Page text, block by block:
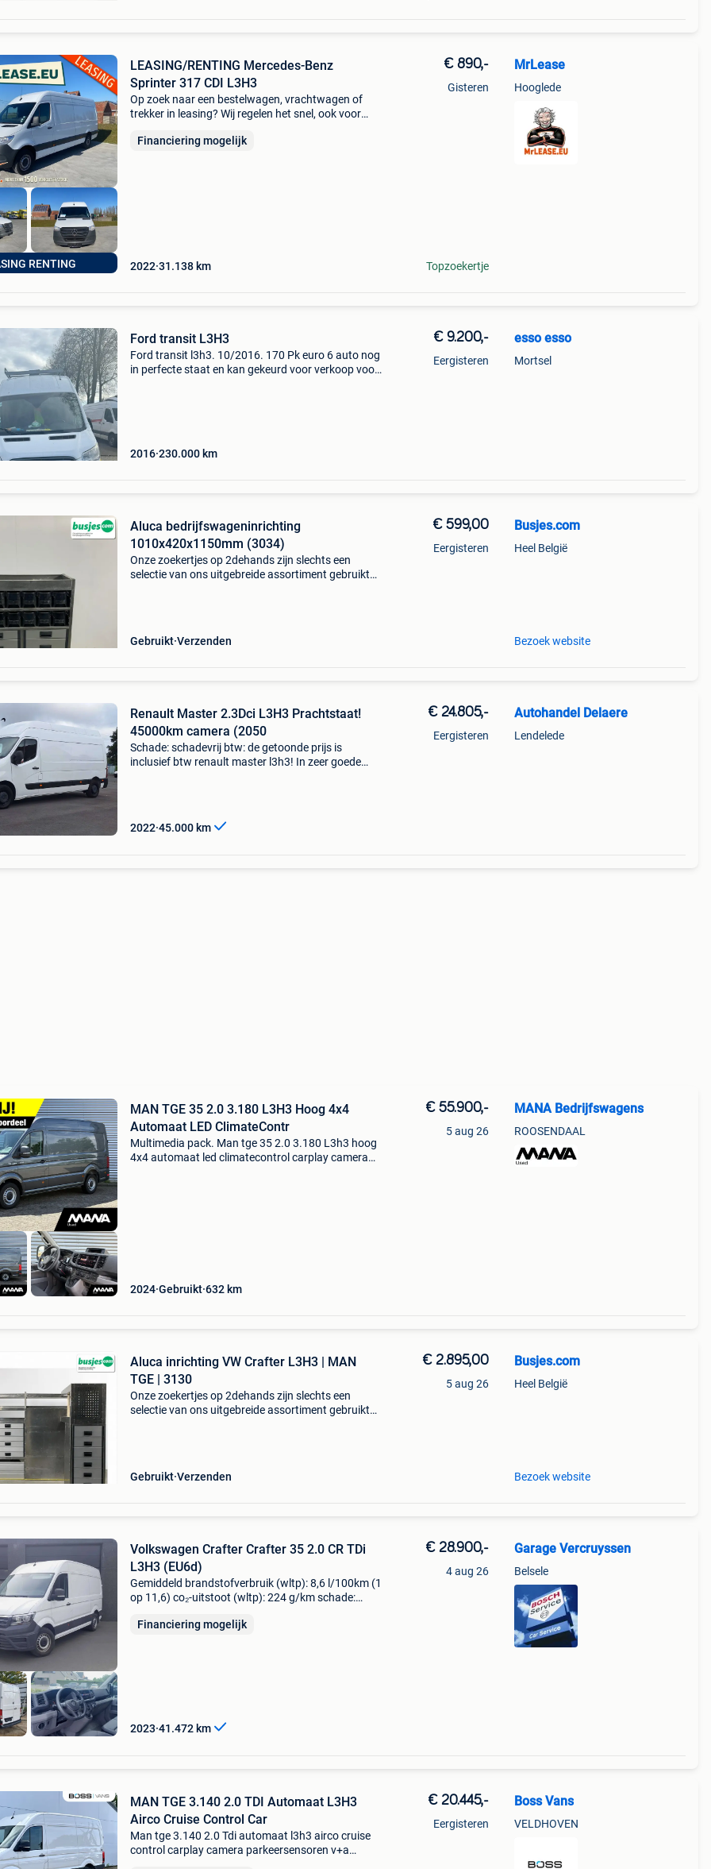
RENTING
LEASING/RENTING Mercedes-Benz
Sprinter 317 CDI L3H3
Op zoek naar een bestelwagen, vrachtwagen of
trekker in leasing? Wij regelen het snel, ook voor
0% voor professionelen (ook starters, met btw-
Financiering mogelijk
2022 31.138 km
€ 890,-
Gisteren
Topzoekertje
MrLease
Hooglede
Ford transit L3H3
Ford transit l3h3. 10/2016. 170 Pk euro 6 auto nog
in perfecte staat en kan gekeurd voor verkoop voor
2016 230.000 km
€ 9.200,-
Eergisteren
esso esso
Mortsel
Aluca bedrijfswageninrichting
1010x420x1150mm (3034)
Onze zoekertjes op 2dehands zijn slechts een
selectie van ons uitgebreide assortiment gebruikte
Gebruikt Verzenden
€ 599,00
Eergisteren
Busjes.com
Heel België
Bezoek website
Renault Master 2.3Dci L3H3 Prachtstaat!
45000km camera (2050
Schade: schadevrij btw: de getoonde prijs is
inclusief btw renault master l3h3! In zeer goede
2022 45.000km
€ 24.805,-
Eergisteren
Autohandel Delaere
Lendelede
MAN TGE 35 2.0 3.180 L3H3 Hoog 4x4
Automaat LED ClimateContr
Multimedia pack. Man tge 35 2.0 3.180 L3h3 hoog
4x4 automaat led climatecontrol carplay camera
2024 Gebruikt 632 km
€ 55.900,-
5 aug 26
MANA Bedrijfswagens
ROOSENDAAL
Aluca inrichting VW Crafter L3H3 | MAN
TGE | 3130
Onze zoekertjes op 2dehands zijn slechts een
selectie van ons uitgebreide assortiment gebruikte
Gebruikt Verzenden
€ 2.895,00
5 aug 26
Busjes.com
Heel België
Bezoek website
Volkswagen Crafter Crafter 35 2.0 CR TDi
L3H3 (EU6d)
Gemiddeld brandstofverbruik (wltp): 8,6 l/100km (1
op 11,6) co₂-uitstoot (wltp): 224 g/km schade:
airco radio bluetooth carplay navigatie houten vloe
Financiering mogelijk
2023 41.472km
€ 28.900,-
4 aug 26
Garage Vercruyssen
Belsele
MAN TGE 3.140 2.0 TDI Automaat L3H3
Airco Cruise Control Car
Man tge 3.140 2.0 Tdi automaat l3h3 airco cruise
control carplay camera parkeersensoren v+a
€ 20.445,-
Eergisteren
Boss Vans
VELDHOVEN